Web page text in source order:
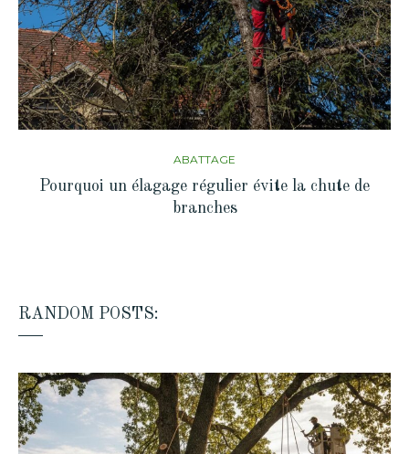
ABATTAGE
Pourquoi un élagage régulier évite la chute de
branches
RANDOM POSTS: